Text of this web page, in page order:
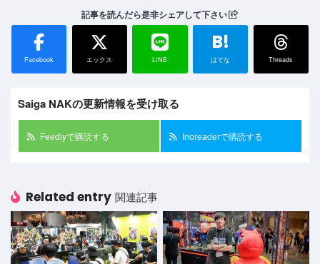
記事を読んだら是非シェアして下さい
Facebook エックス LINE
B!
はてな Threads
Saiga NAKの更新情報を受け取る
Feedlyで購読する Inoreaderで購読する
Related entry 関連記事